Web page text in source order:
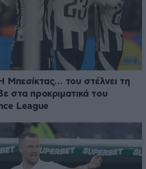
Μπεσίκτας… του στέλνει τη
στα προκριματικά του
League